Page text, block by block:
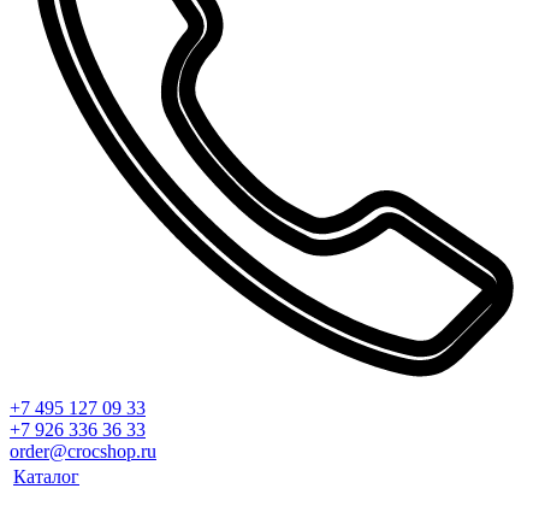
+7 495 127 09 33
+7 926 336 36 33
order@crocshop.ru
Каталог